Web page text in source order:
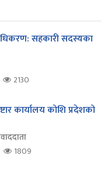
सहकारी सदस्यका
2130
कार्यालय कोशि प्रदेशको
1809